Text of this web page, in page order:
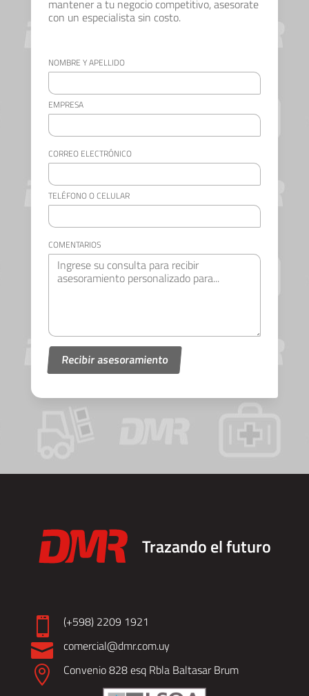
mantener a tu negocio competitivo, asesorate
con un especialista sin costo.
NOMBRE Y APELLIDO
EMPRESA
CORREO ELECTRÓNICO
TELÉFONO O CELULAR
COMENTARIOS
Trazando el futuro
 (+598) 2209 1921
 comercial@dmr.com.uy
 Convenio 828 esq Rbla Baltasar Brum